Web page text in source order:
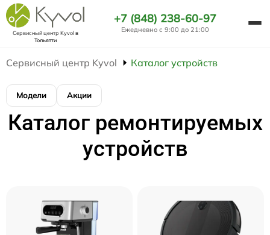
Сервисный центр Kyvolв
Тольятти
+7 (848) 238-60-97
Ежедневно с 9:00 до 21:00
Сервисный центр Kyvol Каталог устройств
Модели Акции
Каталог ремонтируемых
устройств